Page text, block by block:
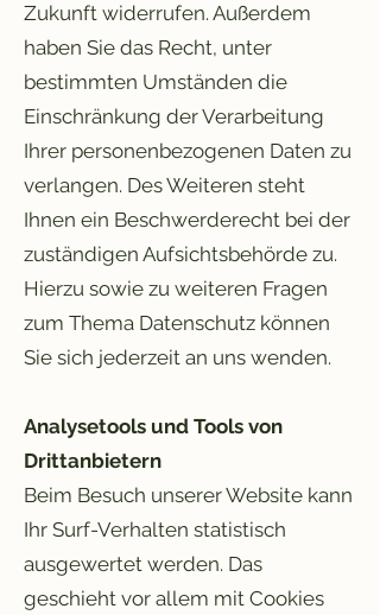
Zukunft widerrufen. Außerdem
haben Sie das Recht, unter
bestimmten Umständen die
Einschränkung der Verarbeitung
Ihrer personenbezogenen Daten zu
verlangen. Des Weiteren steht
Ihnen ein Beschwerderecht bei der
zuständigen Aufsichtsbehörde zu.
Hierzu sowie zu weiteren Fragen
zum Thema Datenschutz können
Sie sich jederzeit an uns wenden.
Analysetools und Tools von
Drittanbietern
Beim Besuch unserer Website kann
Ihr Surf-Verhalten statistisch
ausgewertet werden. Das
geschieht vor allem mit Cookies